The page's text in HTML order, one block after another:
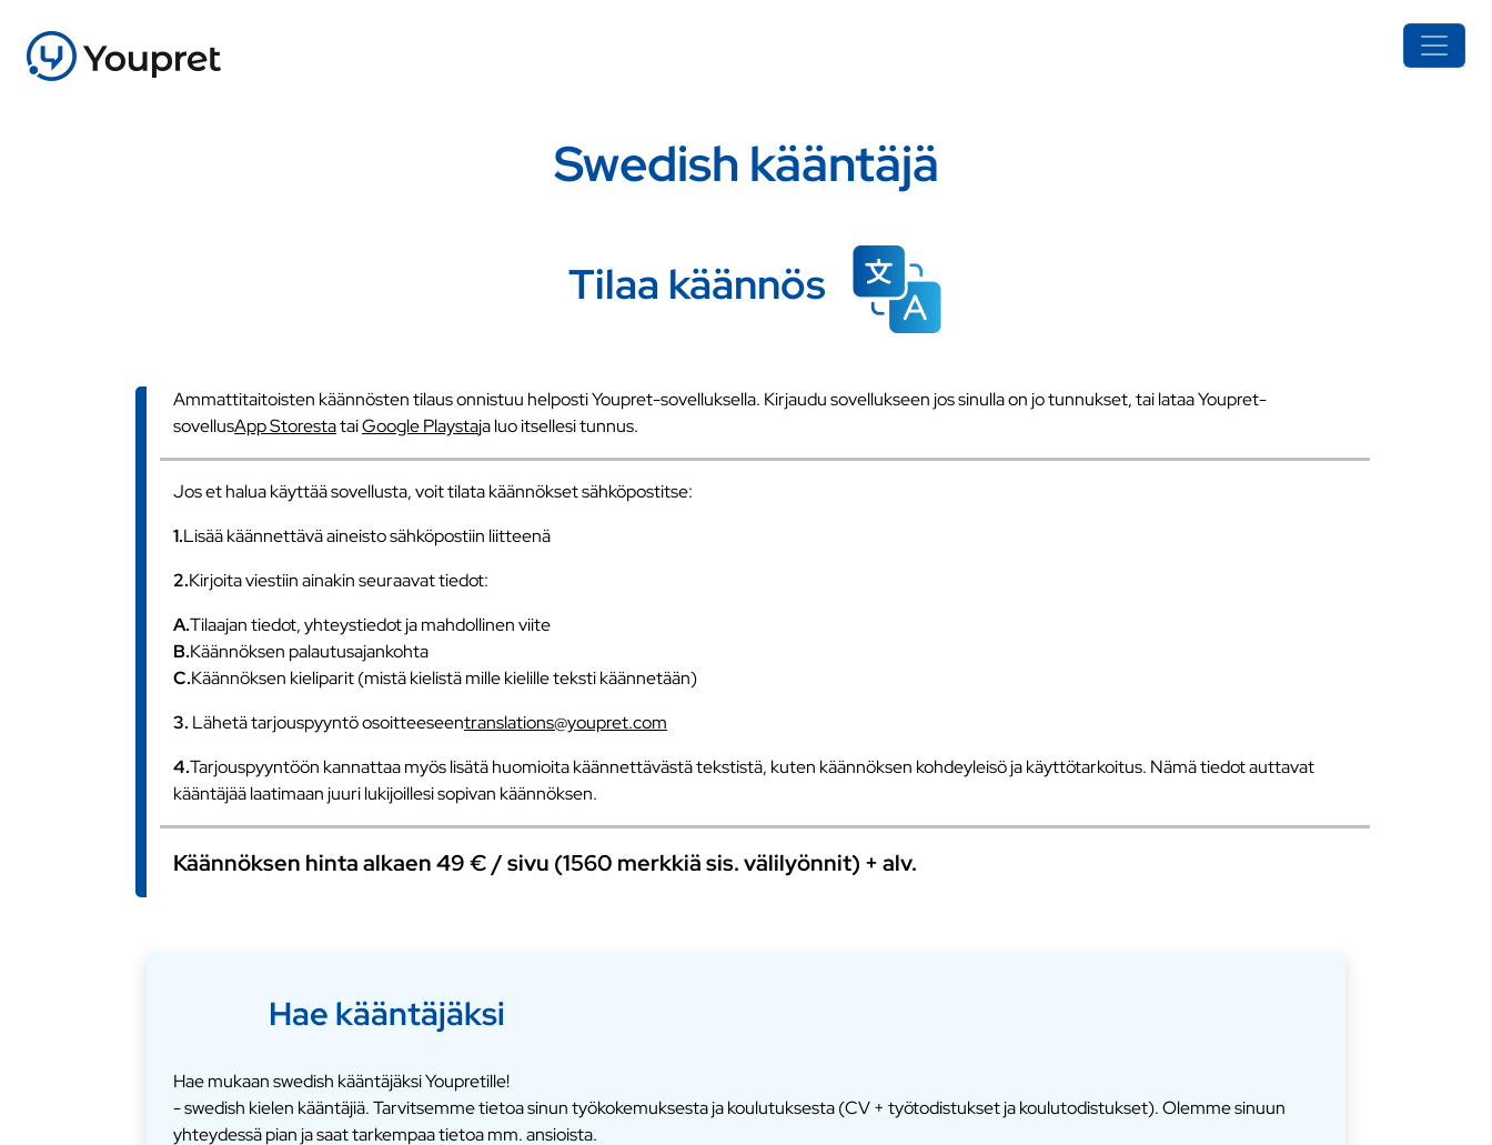
Swedish kääntäjä
Tilaa käännös
Ammattitaitoisten käännösten tilaus onnistuu helposti Youpret-sovelluksella. Kirjaudu sovellukseen jos sinulla on jo tunnukset, tai lataa Youpret-
sovellusApp StorestataiGoogle Playstaja luo itsellesi tunnus.
Jos et halua käyttää sovellusta, voit tilata käännökset sähköpostitse:
1.Lisää käännettävä aineisto sähköpostiin liitteenä
2.Kirjoita viestiin ainakin seuraavat tiedot:
A.Tilaajan tiedot, yhteystiedot ja mahdollinen viite
B.Käännöksen palautusajankohta
C.Käännöksen kieliparit (mistä kielistä mille kielille teksti käännetään)
3. Lähetä tarjouspyyntö osoitteeseentranslations@youpret.com
4.Tarjouspyyntöön kannattaa myös lisätä huomioita käännettävästä tekstistä, kuten käännöksen kohdeyleisö ja käyttötarkoitus. Nämä tiedot auttavat
kääntäjää laatimaan juuri lukijoillesi sopivan käännöksen.
Käännöksen hinta alkaen 49 € / sivu (1560 merkkiä sis. välilyönnit) + alv.
Hae kääntäjäksi
Hae mukaan swedish kääntäjäksi Youpretille!
- swedish kielen kääntäjiä. Tarvitsemme tietoa sinun työkokemuksesta ja koulutuksesta (CV + työtodistukset ja koulutodistukset). Olemme sinuun
yhteydessä pian ja saat tarkempaa tietoa mm. ansioista.